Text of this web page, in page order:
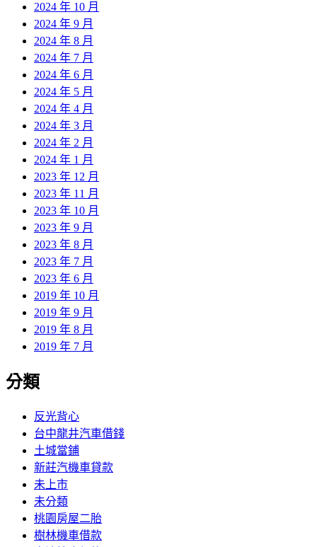
2024 年 10 月
2024 年 9 月
2024 年 8 月
2024 年 7 月
2024 年 6 月
2024 年 5 月
2024 年 4 月
2024 年 3 月
2024 年 2 月
2024 年 1 月
2023 年 12 月
2023 年 11 月
2023 年 10 月
2023 年 9 月
2023 年 8 月
2023 年 7 月
2023 年 6 月
2019 年 10 月
2019 年 9 月
2019 年 8 月
2019 年 7 月
分類
反光背心
台中龍井汽車借錢
土城當鋪
新莊汽機車貸款
未上市
未分類
桃園房屋二胎
樹林機車借款